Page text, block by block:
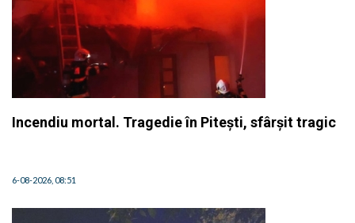
Incendiu mortal. Tragedie în Pitești, sfârșit tragic
6-08-2026, 08:51